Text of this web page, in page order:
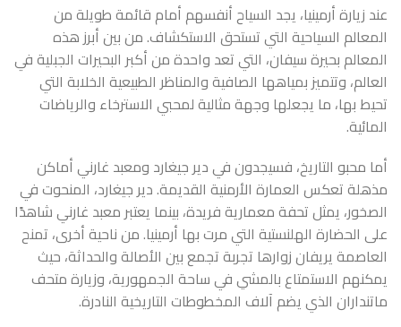
عند زيارة أرمينيا، يجد السياح أنفسهم أمام قائمة طويلة من
المعالم السياحية التي تستحق الاستكشاف. من بين أبرز هذه
المعالم بحيرة سيفان، التي تعد واحدة من أكبر البحيرات الجبلية في
العالم، وتتميز بمياهها الصافية والمناظر الطبيعية الخلابة التي
تحيط بها، ما يجعلها وجهة مثالية لمحبي الاسترخاء والرياضات
المائية.
أما محبو التاريخ، فسيجدون في دير جيغارد ومعبد غارني أماكن
مذهلة تعكس العمارة الأرمنية القديمة. دير جيغارد، المنحوت في
الصخور، يمثل تحفة معمارية فريدة، بينما يعتبر معبد غارني شاهدًا
على الحضارة الهلنستية التي مرت بها أرمينيا. من ناحية أخرى، تمنح
العاصمة يريفان زوارها تجربة تجمع بين الأصالة والحداثة، حيث
يمكنهم الاستمتاع بالمشي في ساحة الجمهورية، وزيارة متحف
ماتنداران الذي يضم آلاف المخطوطات التاريخية النادرة.